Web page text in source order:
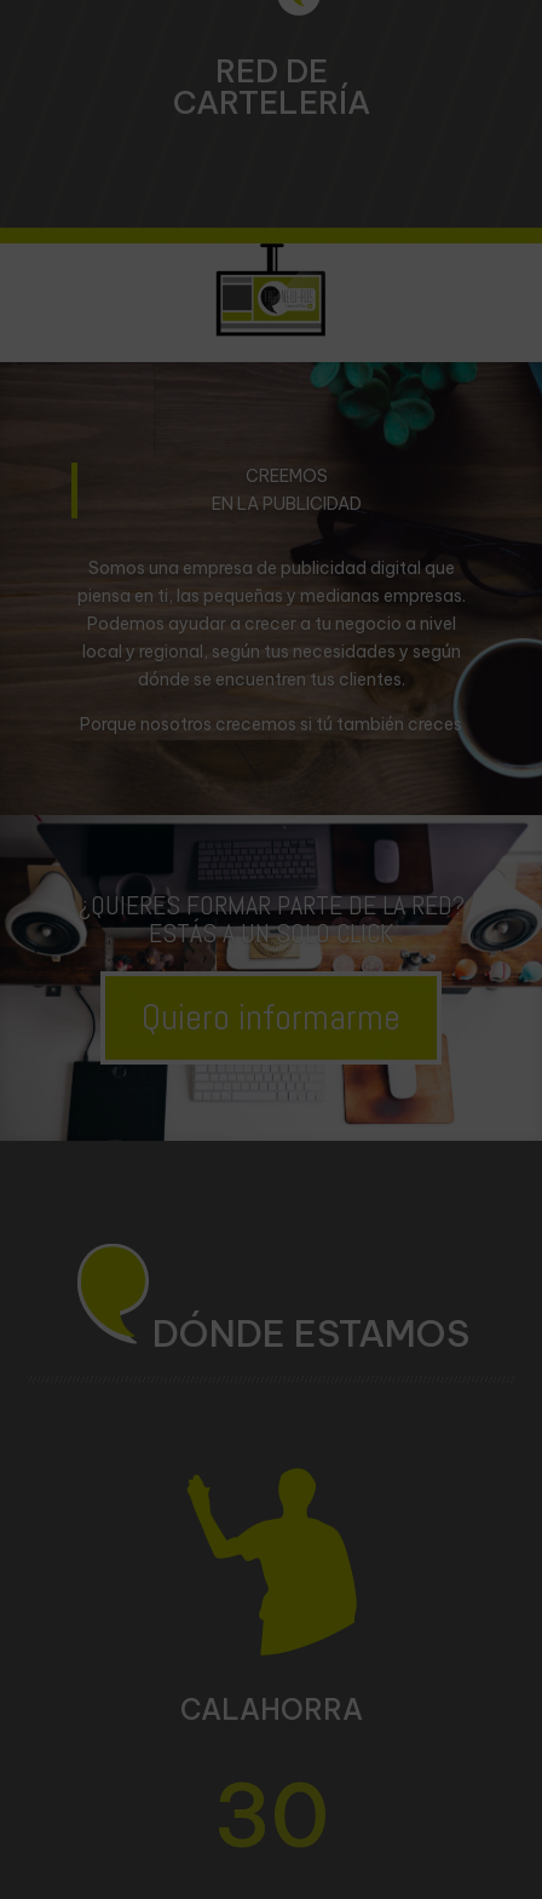
RED DE
CARTELERÍA
CREEMOS
EN LA PUBLICIDAD
Somos una empresa de publicidad digital que
piensa en ti, las pequeñas y medianas empresas.
Podemos ayudar a crecer a tu negocio a nivel
local y regional, según tus necesidades y según
dónde se encuentren tus clientes.
Porque nosotros crecemos si tú también creces
¿QUIERES FORMAR PARTE DE LA RED?
ESTÁS A UN SOLO CLICK
Quiero informarme
DÓNDE ESTAMOS
CALAHORRA
30